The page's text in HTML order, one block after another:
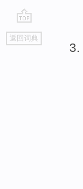
go
top
返回词典